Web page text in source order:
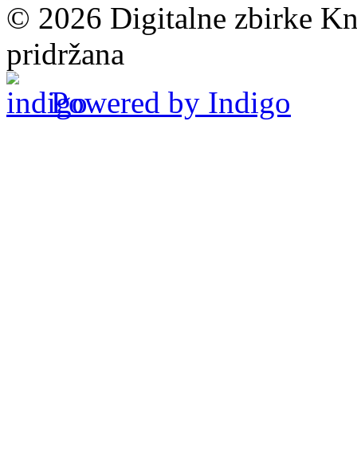
© 2026 Digitalne zbirke
pridržana
Powered by Indigo